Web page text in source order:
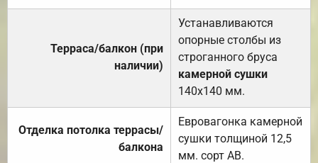
Терраса/балкон (при
наличии)
Устанавливаются
опорные столбы из
строганного бруса
камерной сушки
140х140 мм.
Отделка потолка террасы/
балкона
Евровагонка камерной
сушки толщиной 12,5
мм. сорт АВ.